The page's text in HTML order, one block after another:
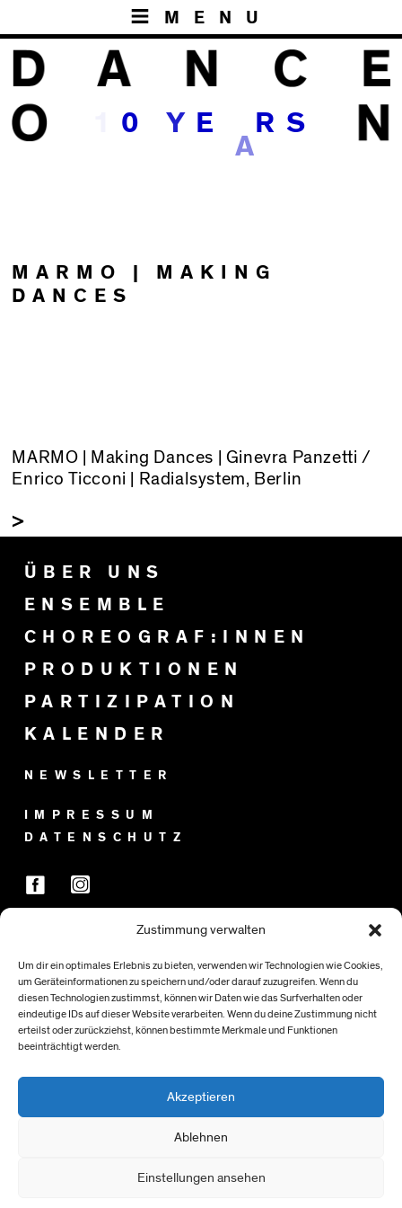
Zustimmung verwalten
Um dir ein optimales Erlebnis zu bieten, verwenden wir Technologien wie Cookies,
um Geräteinformationen zu speichern und/oder darauf zuzugreifen. Wenn du
diesen Technologien zustimmst, können wir Daten wie das Surfverhalten oder
eindeutige IDs auf dieser Website verarbeiten. Wenn du deine Zustimmung nicht
erteilst oder zurückziehst, können bestimmte Merkmale und Funktionen
beeinträchtigt werden.
Akzeptieren
Ablehnen
Einstellungen ansehen
MENU
0 Y E
A
R S
MARMO | MAKING
DANCES
MARMO | Making Dances | Ginevra Panzetti /
Enrico Ticconi | Radialsystem, Berlin
>
ÜBER UNS
ENSEMBLE
CHOREOGRAF:INNEN
PRODUKTIONEN
PARTIZIPATION
KALENDER
NEWSLETTER
IMPRESSUM
DATENSCHUTZ
FÖRDER:INNEN